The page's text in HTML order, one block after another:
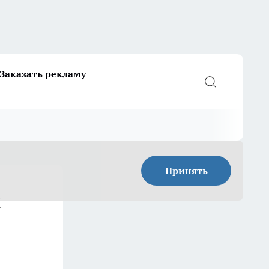
Заказать рекламу
Принять